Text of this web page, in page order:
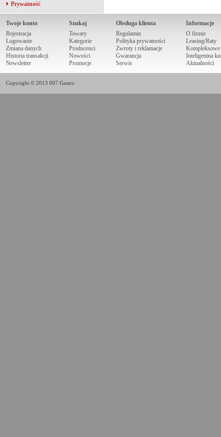
Prywatność
Twoje konto
Rejestracja
Logowanie
Zmiana danych
Historia transakcji
Newsletter
Szukaj
Towary
Kategorie
Producenci
Nowości
Promocje
Obsługa klienta
Regulamin
Polityka prywatności
Zwroty i reklamacje
Gwarancja
Serwis
Informacje
O firmie
Leasing/Raty
Kompleksowe
Inteligentna
Aktualności
Copyright © 2013 007 Gastro